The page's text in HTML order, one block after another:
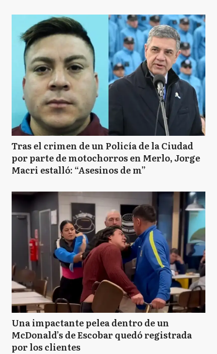
Tras el crimen de un Policía de la Ciudad
por parte de motochorros en Merlo, Jorge
Macri estalló: “Asesinos de m”
Una impactante pelea dentro de un
McDonald’s de Escobar quedó registrada
por los clientes